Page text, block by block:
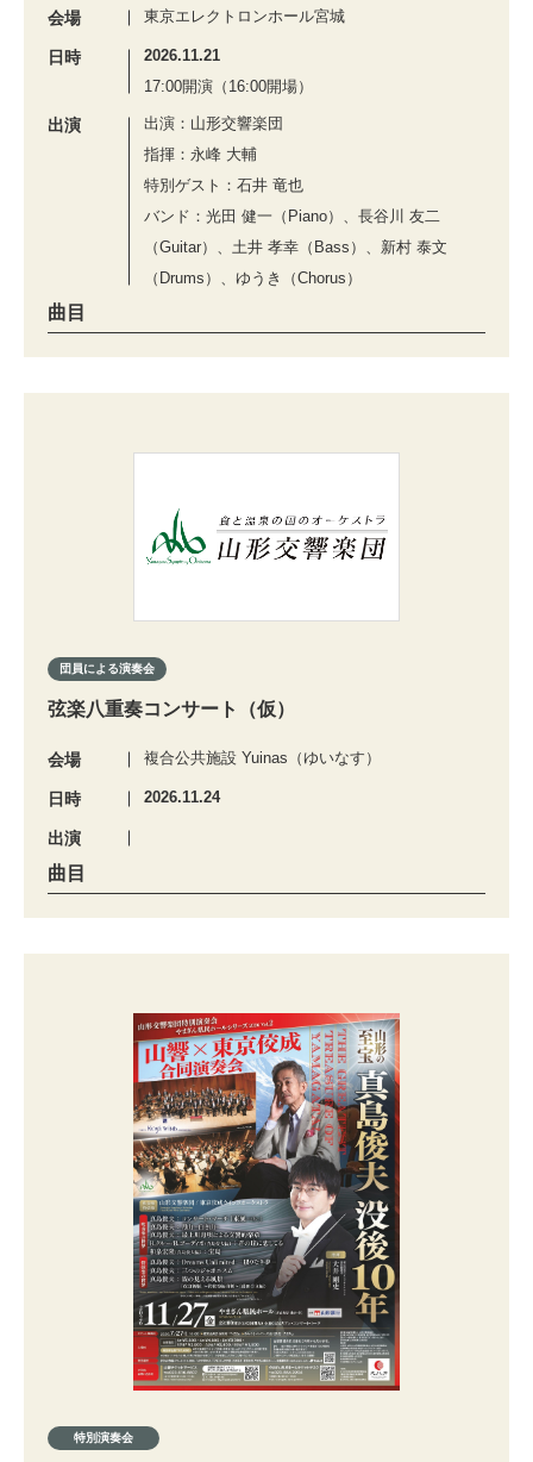
会場 東京エレクトロンホール宮城
日時
2026.11.21
17:00開演（16:00開場）
出演
出演：山形交響楽団
指揮：永峰 大輔
特別ゲスト：石井 竜也
バンド：光田 健一（Piano）、長谷川 友二
（Guitar）、土井 孝幸（Bass）、新村 泰文
（Drums）、ゆうき（Chorus）
曲目
団員による演奏会
弦楽八重奏コンサート（仮）
会場 複合公共施設 Yuinas（ゆいなす）
日時 2026.11.24
出演
曲目
特別演奏会